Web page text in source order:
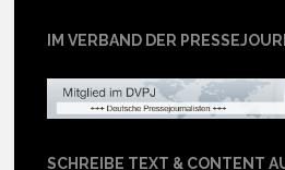
IM VERBAND DER
SCHREIBE TEXT & CONTENT